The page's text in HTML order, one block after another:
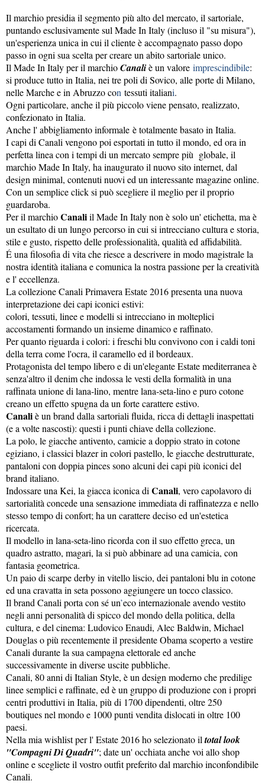
Il marchio presidia il segmento più alto del mercato, il sartoriale,
puntando esclusivamente sul Made In Italy (incluso il "su misura"),
un'esperienza unica in cui il cliente è accompagnato passo dopo
passo in ogni sua scelta per creare un abito sartoriale unico.
Il Made In Italy per il marchioCanaliè un valore imprescindibile:
si produce tutto in Italia, nei tre poli di Sovico, alle porte di Milano,
nelle Marche e in Abruzzo con tessuti italiani.
Ogni particolare, anche il più piccolo viene pensato, realizzato,
confezionato in Italia.
Anche l' abbigliamento informale è totalmente basato in Italia.
I capi di Canali vengono poi esportati in tutto il mondo, ed ora in
perfetta linea con i tempi di un mercato sempre più globale, il
marchio Made In Italy, ha inaugurato il nuovo sito internet, dal
design minimal, contenuti nuovi ed un interessante magazine online.
Con un semplice click si può scegliere il meglio per il proprio
guardaroba.
Per il marchioCanaliil Made In Italy non è solo un' etichetta, ma è
un esultato di un lungo percorso in cui si intrecciano cultura e storia,
stile e gusto, rispetto delle professionalità, qualità ed affidabilità.
É una filosofia di vita che riesce a descrivere in modo magistrale la
nostra identità italiana e comunica la nostra passione per la creatività
e l' eccellenza.
La collezione Canali Primavera Estate 2016 presenta una nuova
interpretazione dei capi iconici estivi:
colori, tessuti, linee e modelli si intrecciano in molteplici
accostamenti formando un insieme dinamico e raffinato.
Per quanto riguarda i colori: i freschi blu convivono con i caldi toni
della terra come l'ocra, il caramello ed il bordeaux.
Protagonista del tempo libero e di un'elegante Estate mediterranea è
senza'altro il denim che indossa le vesti della formalità in una
raffinata unione di lana-lino, mentre lana-seta-lino e puro cotone
creano un effetto spugna da un forte carattere estivo.
Canaliè un brand dalla sartoriali fluida, ricca di dettagli inaspettati
(e a volte nascosti): questi i punti chiave della collezione.
La polo, le giacche antivento, camicie a doppio strato in cotone
egiziano, i classici blazer in colori pastello, le giacche destrutturate,
pantaloni con doppia pinces sono alcuni dei capi più iconici del
brand italiano.
Indossare una Kei, la giacca iconica diCanali, vero capolavoro di
sartorialità concede una sensazione immediata di raffinatezza e nello
stesso tempo di confort; ha un carattere deciso ed un'estetica
ricercata.
Il modello in lana-seta-lino ricorda con il suo effetto greca, un
quadro astratto, magari, la si può abbinare ad una camicia, con
fantasia geometrica.
Un paio di scarpe derby in vitello liscio, dei pantaloni blu in cotone
ed una cravatta in seta possono aggiungere un tocco classico.
Il brand Canali porta con sé un’eco internazionale avendo vestito
negli anni personalità di spicco del mondo della politica, della
cultura, e del cinema: Ludovico Enaudi, Alec Baldwin, Michael
Douglas o più recentemente il presidente Obama scoperto a vestire
Canali durante la sua campagna elettorale ed anche
successivamente in diverse uscite pubbliche.
Canali, 80 anni di Italian Style, è un design moderno che predilige
linee semplici e raffinate, ed è un gruppo di produzione con i propri
centri produttivi in Italia, più di 1700 dipendenti, oltre 250
boutiques nel mondo e 1000 punti vendita dislocati in oltre 100
paesi.
Nella mia wishlist per l' Estate 2016 ho selezionato iltotal look
"Compagni Di Quadri"; date un' occhiata anche voi allo shop
online e scegliete il vostro outfit preferito dal marchio inconfondibile
Canali.